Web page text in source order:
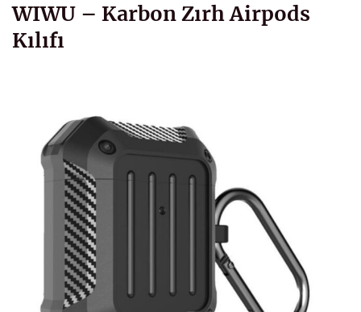
WIWU – Karbon Zırh Airpods
Kılıfı